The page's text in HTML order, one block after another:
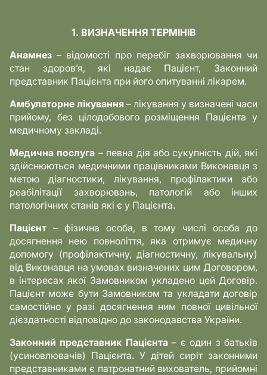
1. ВИЗНАЧЕННЯ ТЕРМІНІВ
Анамнез – відомості про перебіг захворювання чи
стан здоров’я, які надає Пацієнт, Законний
представник Пацієнта при його опитуванні лікарем.
Амбулаторне лікування – лікування у визначені часи
прийому, без цілодобового розміщення Пацієнта у
медичному закладі.
Медична послуга – певна дія або сукупність дій, які
здійснюються медичними працівниками Виконавця з
метою діагностики, лікування, профілактики або
реабілітації захворювань, патологій або інших
патологічних станів які є у Пацієнта.
Пацієнт – фізична особа, в тому числі особа до
досягнення нею повноліття, яка отримує медичну
допомогу (профілактичну, діагностичну, лікувальну)
від Виконавця на умовах визначених цим Договором,
в інтересах якої Замовником укладено цей Договір.
Пацієнт може бути Замовником та укладати договір
самостійно у разі досягнення ним повної цивільної
дієздатності відповідно до законодавства України.
Законний представник Пацієнта– є один з батьків
(усиновлювачів) Пацієнта. У дітей сиріт законними
представниками є патронатний вихователь, прийомні